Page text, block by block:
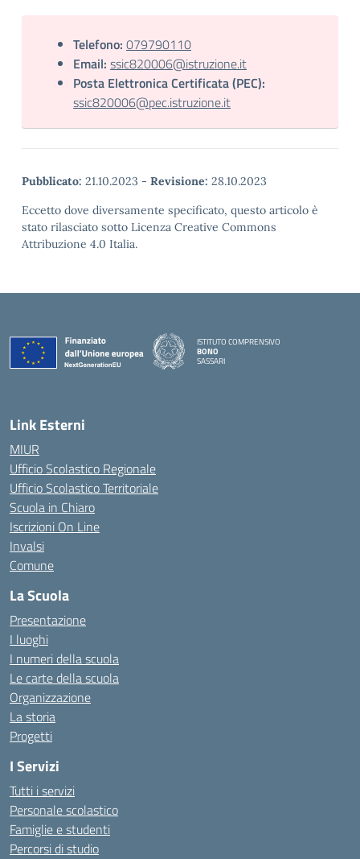
Telefono: 079790110
Email: ssic820006@istruzione.it
Posta Elettronica Certificata (PEC):
ssic820006@pec.istruzione.it
Pubblicato: 21.10.2023 - Revisione: 28.10.2023
Eccetto dove diversamente specificato, questo articolo è
stato rilasciato sotto Licenza Creative Commons
Attribuzione 4.0 Italia.
ISTITUTO COMPRENSIVO
BONO
SASSARI
Link Esterni
MIUR
Ufficio Scolastico Regionale
Ufficio Scolastico Territoriale
Scuola in Chiaro
Iscrizioni On Line
Invalsi
Comune
La Scuola
Presentazione
I luoghi
I numeri della scuola
Le carte della scuola
Organizzazione
La storia
Progetti
I Servizi
Tutti i servizi
Personale scolastico
Famiglie e studenti
Percorsi di studio